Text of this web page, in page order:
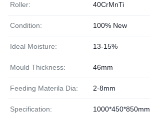
Roller: 40CrMnTi
Condition: 100% New
Ideal Moisture: 13-15%
Mould Thickness: 46mm
Feeding Materila Dia: 2-8mm
Specification: 1000*450*850mm